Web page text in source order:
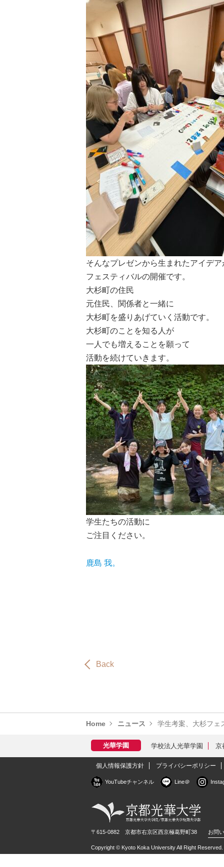
Home ニュース 学生考案、大杉フェ
そんなプレゼンから生まれたアイデア
フェスティバルの開催です。
大杉町の住民
元住民、関係者と一緒に
大杉町を盛りあげていく活動です。
大杉町のことを知る人が
一人でも増えることを願って
活動を続けていきます。
学生たちの活動に
ご注目ください。
鹿島 我。
Back
学校法人光華学園 京
個人情報保護方針 プライバシーポリシー
YouTubeチャンネル Line＠
〒615-0882 京都市右京区西京極葛野町38 お問
Copyright © Kyoto Koka University All Right Reserved.